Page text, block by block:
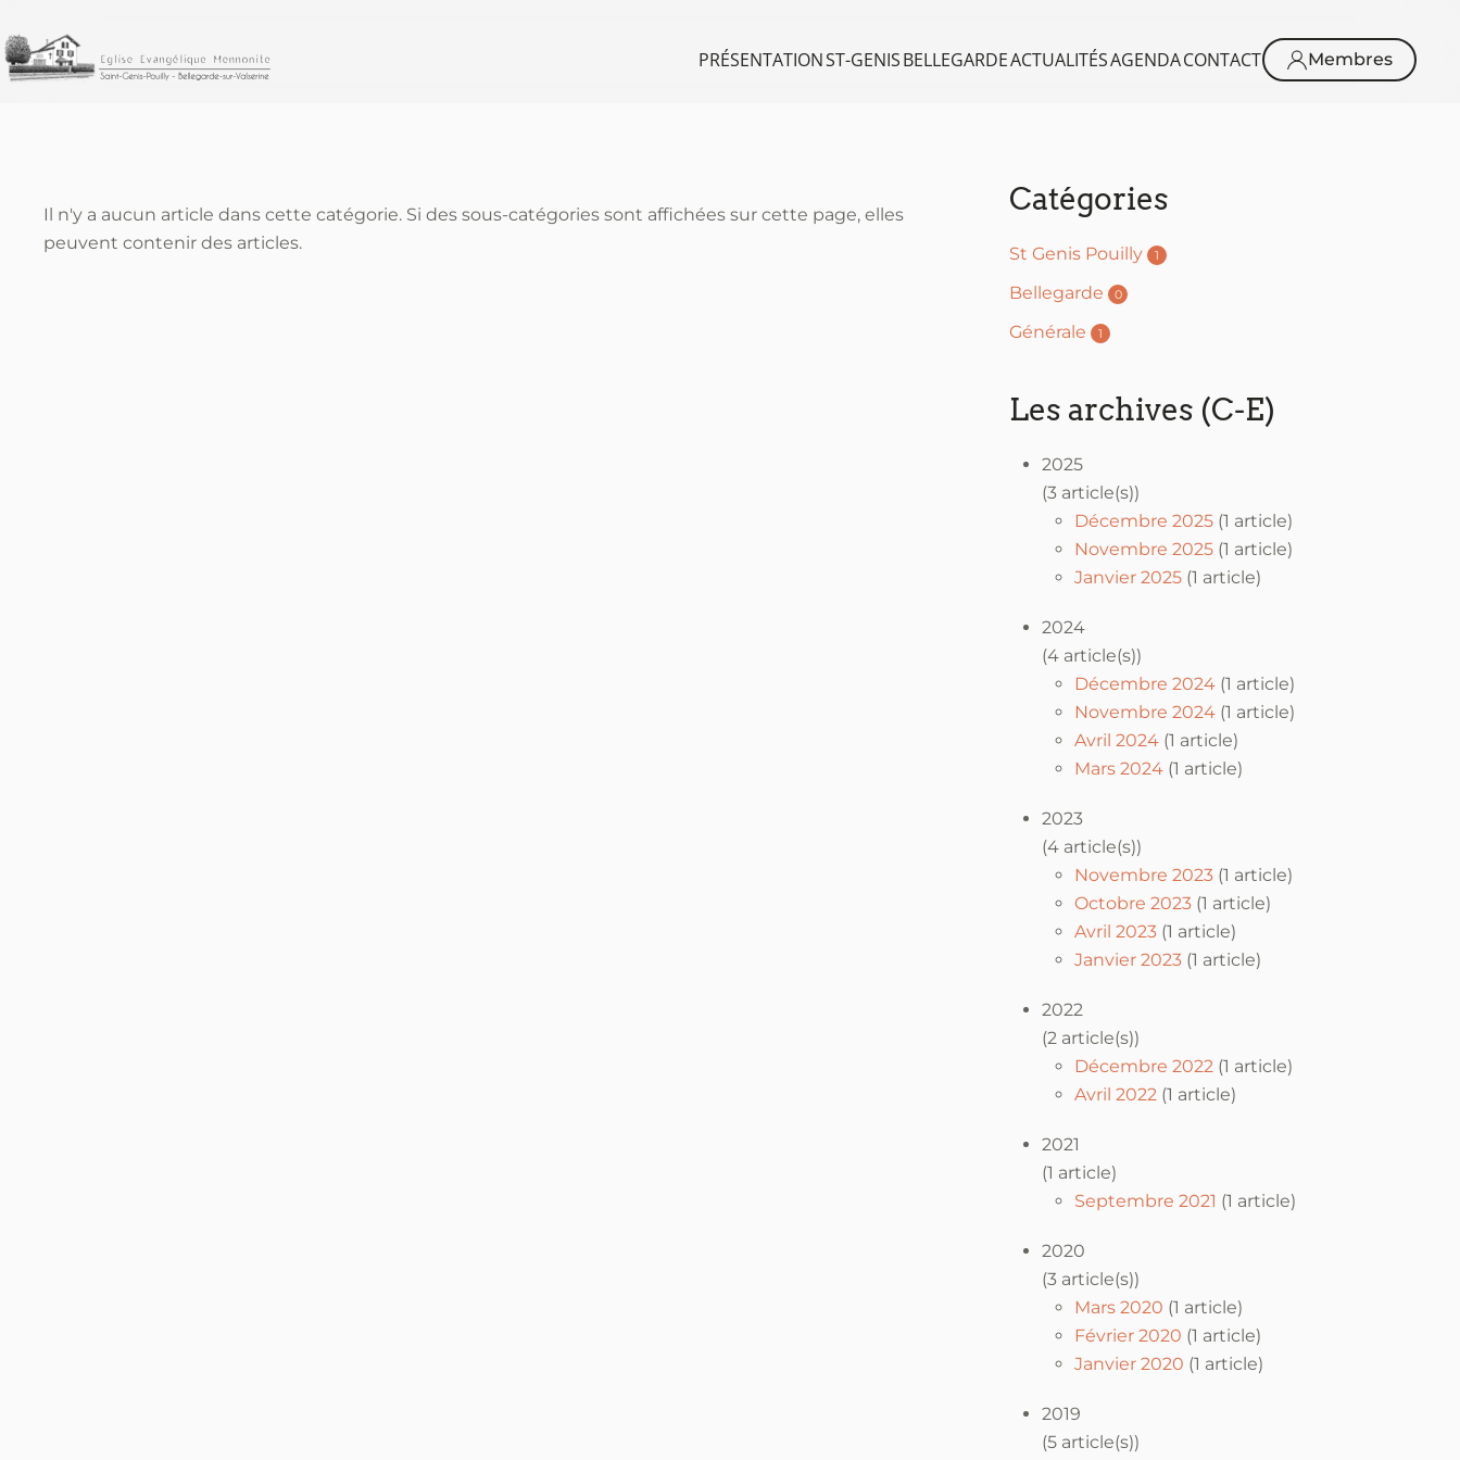
Accéder au contenu principal PRÉSENTATIONST-GENISBELLEGARDEACTUALITÉSAGENDACONTACT Membres
Il n'y a aucun article dans cette catégorie. Si des sous-catégories sont affichées sur cette page, elles
peuvent contenir des articles.
Catégories
St Genis Pouilly 1
Bellegarde 0
Générale 1
Les archives (C-E)
2025
(3 article(s))
Décembre 2025 (1 article)
Novembre 2025 (1 article)
Janvier 2025 (1 article)
2024
(4 article(s))
Décembre 2024 (1 article)
Novembre 2024 (1 article)
Avril 2024 (1 article)
Mars 2024 (1 article)
2023
(4 article(s))
Novembre 2023 (1 article)
Octobre 2023 (1 article)
Avril 2023 (1 article)
Janvier 2023 (1 article)
2022
(2 article(s))
Décembre 2022 (1 article)
Avril 2022 (1 article)
2021
(1 article)
Septembre 2021 (1 article)
2020
(3 article(s))
Mars 2020 (1 article)
Février 2020 (1 article)
Janvier 2020 (1 article)
2019
(5 article(s))